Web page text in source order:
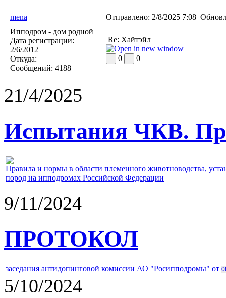
mena Отправлено: 2/8/2025 7:08
Ипподром - дом родной
Дата регистрации:
2/6/2012
Откуда:
Сообщений: 4188
Re: Хайтэйл
0 0
21/4/2025
Испытания ЧКВ.
Правила и нормы в области племенного животноводства,
пород на ипподромах Российской Федерации
9/11/2024
ПРОТОКОЛ
заседания антидопинговой комиссии АО "Росипподромы" от
5/10/2024